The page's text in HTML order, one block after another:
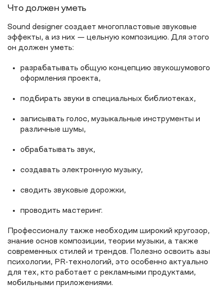
Что должен уметь
Sound designer создает многопластовые звуковые
эффекты, а из них — цельную композицию. Для этого
он должен уметь:
разрабатывать общую концепцию звукошумового
оформления проекта,
подбирать звуки в специальных библиотеках,
записывать голос, музыкальные инструменты и
различные шумы,
обрабатывать звук,
создавать электронную музыку,
сводить звуковые дорожки,
проводить мастеринг.
Профессионалу также необходим широкий кругозор,
знание основ композиции, теории музыки, а также
современных стилей и трендов. Полезно освоить азы
психологии, PR-технологий, это особенно актуально
для тех, кто работает с рекламными продуктами,
мобильными приложениями.